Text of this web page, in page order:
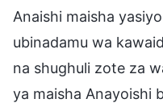
Anaishi maisha
ubinadamu wa
na shughuli zote za
ya maisha Anayoishi